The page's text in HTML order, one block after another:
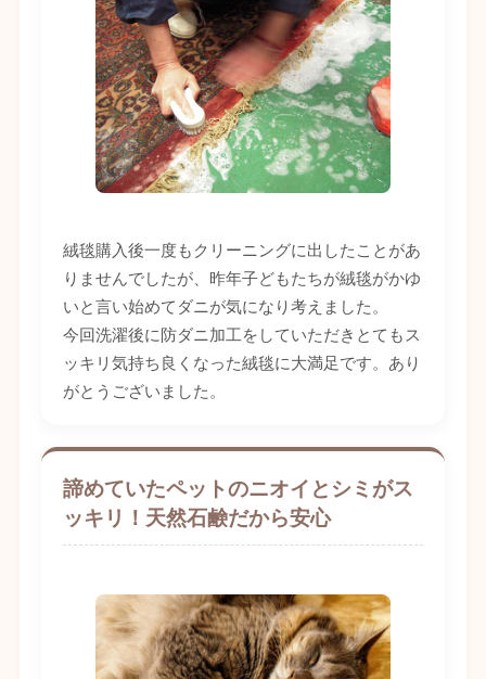
絨毯購入後一度もクリーニングに出したことがあ
りませんでしたが、昨年子どもたちが絨毯がかゆ
いと言い始めてダニが気になり考えました。
今回洗濯後に防ダニ加工をしていただきとてもス
ッキリ気持ち良くなった絨毯に大満足です。あり
がとうございました。
諦めていたペットのニオイとシミがス
ッキリ！天然石鹸だから安心